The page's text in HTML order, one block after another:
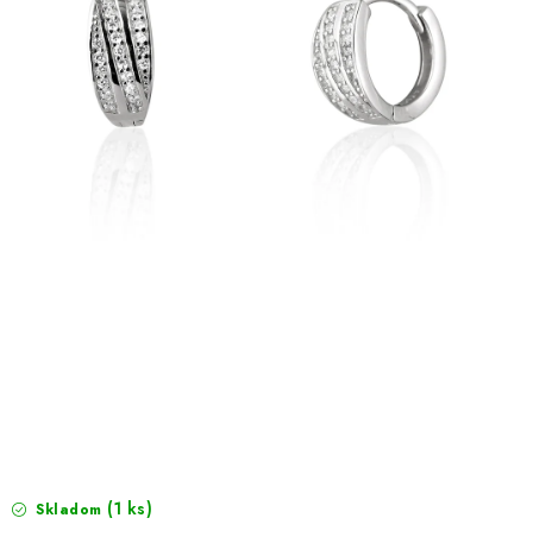
Doprava a platba Vrátenie, výmena, reklamácia
Kontakt
Skladom (1 ks)